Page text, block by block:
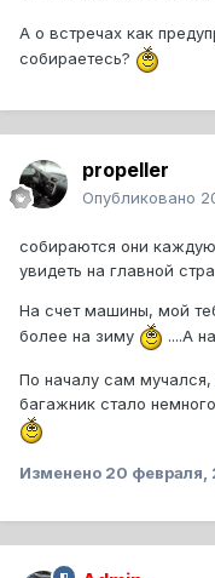
А о встречах как
собираетесь?
propeller
Опубликовано
собираются они
увидеть на главной
На счет машины, мой
более на зиму
....А
По началу сам
багажник стало
Изменено 20 февраля,